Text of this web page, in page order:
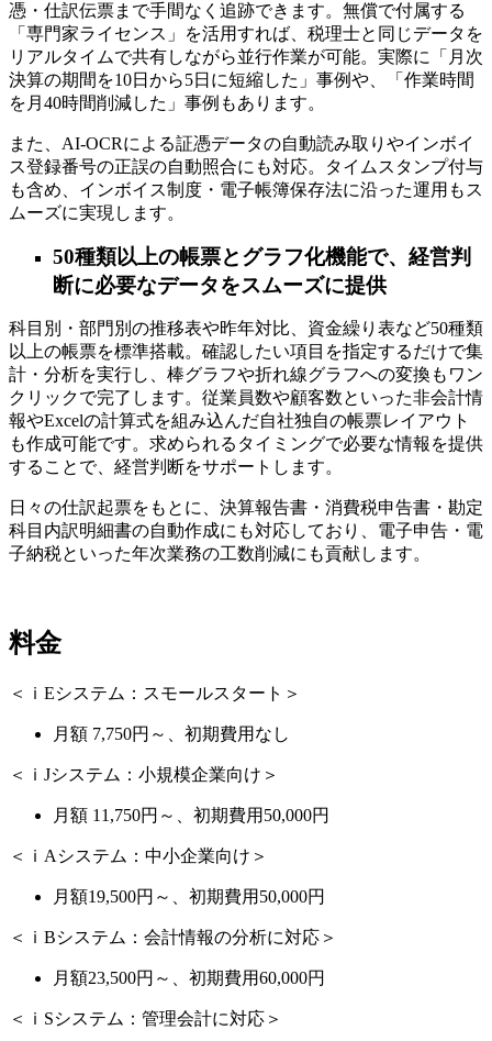
憑・仕訳伝票まで手間なく追跡できます。無償で付属する
「専門家ライセンス」を活用すれば、税理士と同じデータを
リアルタイムで共有しながら並行作業が可能。実際に「月次
決算の期間を10日から5日に短縮した」事例や、「作業時間
を月40時間削減した」事例もあります。
また、AI-OCRによる証憑データの自動読み取りやインボイ
ス登録番号の正誤の自動照合にも対応。タイムスタンプ付与
も含め、インボイス制度・電子帳簿保存法に沿った運用もス
ムーズに実現します。
50種類以上の帳票とグラフ化機能で、経営判
断に必要なデータをスムーズに提供
科目別・部門別の推移表や昨年対比、資金繰り表など50種類
以上の帳票を標準搭載。確認したい項目を指定するだけで集
計・分析を実行し、棒グラフや折れ線グラフへの変換もワン
クリックで完了します。従業員数や顧客数といった非会計情
報やExcelの計算式を組み込んだ自社独自の帳票レイアウト
も作成可能です。求められるタイミングで必要な情報を提供
することで、経営判断をサポートします。
日々の仕訳起票をもとに、決算報告書・消費税申告書・勘定
科目内訳明細書の自動作成にも対応しており、電子申告・電
子納税といった年次業務の工数削減にも貢献します。
料金
＜ｉEシステム：スモールスタート＞
月額 7,750円～、初期費用なし
＜ｉJシステム：小規模企業向け＞
月額 11,750円～、初期費用50,000円
＜ｉAシステム：中小企業向け＞
月額19,500円～、初期費用50,000円
＜ｉBシステム：会計情報の分析に対応＞
月額23,500円～、初期費用60,000円
＜ｉSシステム：管理会計に対応＞